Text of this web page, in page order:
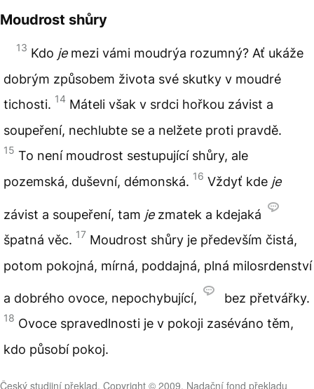
Moudrost shůry
13 Kdo jemezi vámi moudrýa rozumný? Ať ukáže
dobrým způsobem života své skutky v moudré
tichosti. 14 Máteli však v srdci hořkou závist a
soupeření, nechlubte se a nelžete proti pravdě.
15 To není moudrost sestupující shůry, ale
pozemská, duševní, démonská. 16 Vždyť kde je
závist a soupeření, tam jezmatek a kdejaká
špatná věc. 17 Moudrost shůry je především čistá,
potom pokojná, mírná, poddajná, plná milosrdenství
a dobrého ovoce, nepochybující, bez přetvářky.
18 Ovoce spravedlnosti je v pokoji zaséváno těm,
kdo působí pokoj.
Český studijní překlad, Copyright © 2009, Nadační fond překladu